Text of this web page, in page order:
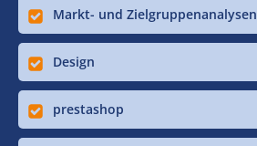
Markt- und Zielgruppenanalysen
Design
prestashop